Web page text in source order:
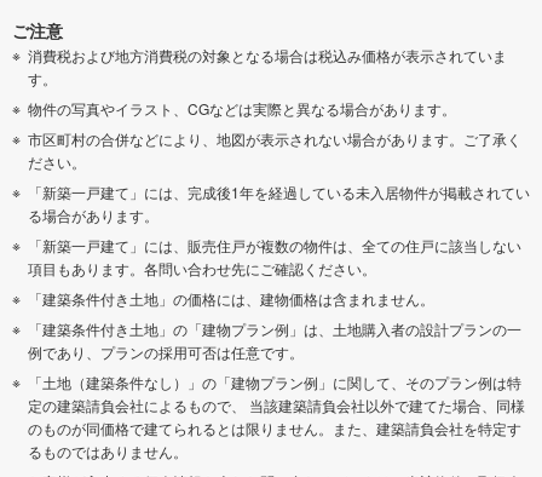
ご注意
消費税および地方消費税の対象となる場合は税込み価格が表示されていま
す。
物件の写真やイラスト、CGなどは実際と異なる場合があります。
市区町村の合併などにより、地図が表示されない場合があります。ご了承く
ださい。
「新築一戸建て」には、完成後1年を経過している未入居物件が掲載されてい
る場合があります。
「新築一戸建て」には、販売住戸が複数の物件は、全ての住戸に該当しない
項目もあります。各問い合わせ先にご確認ください。
「建築条件付き土地」の価格には、建物価格は含まれません。
「建築条件付き土地」の「建物プラン例」は、土地購入者の設計プランの一
例であり、プランの採用可否は任意です。
「土地（建築条件なし）」の「建物プラン例」に関して、そのプラン例は特
定の建築請負会社によるもので、 当該建築請負会社以外で建てた場合、同様
のものが同価格で建てられるとは限りません。また、建築請負会社を特定す
るものではありません。